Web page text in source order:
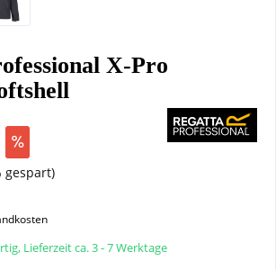
X-Pro
gespart)
Lieferzeit ca. 3 - 7 Werktage